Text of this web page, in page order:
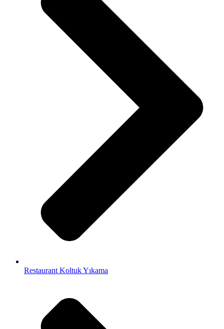
Restaurant Koltuk Yıkama